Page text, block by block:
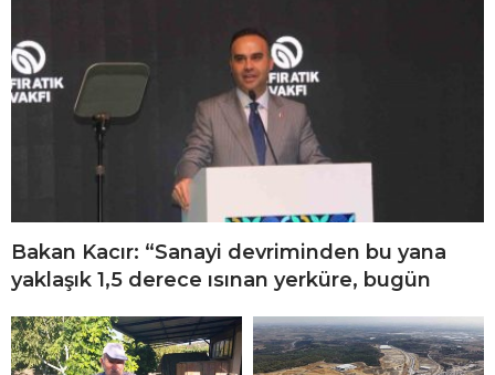
Bakan Kacır: “Sanayi devriminden bu yana
yaklaşık 1,5 derece ısınan yerküre, bugün